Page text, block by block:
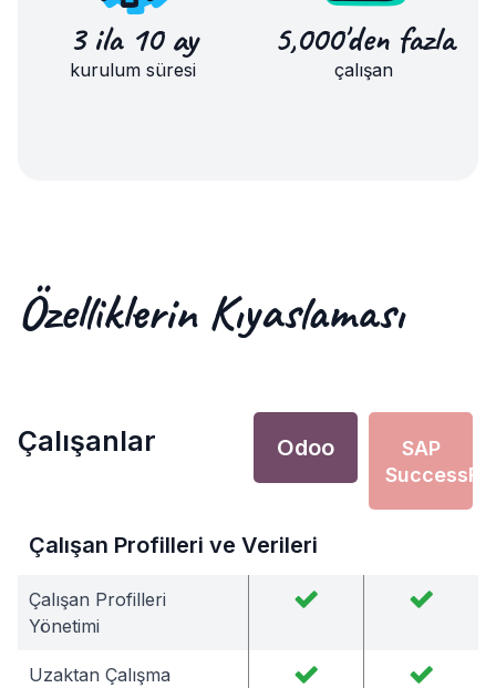
3 ila 10 ay
kurulum süresi
5,000'den fazla
çalışan
Özelliklerin Kıyaslaması
Çalışanlar Odoo
SAP
Çalışan Profilleri ve Verileri
Çalışan Profilleri
Yönetimi
Uzaktan Çalışma